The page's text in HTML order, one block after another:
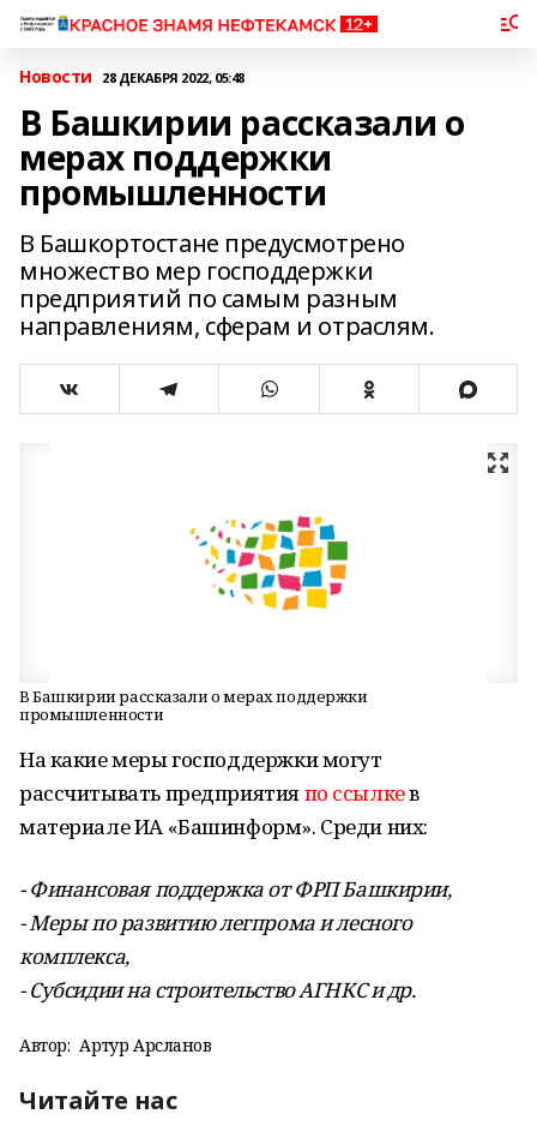
Новости 28 ДЕКАБРЯ 2022, 05:48
В Башкирии рассказали о
мерах поддержки
промышленности
В Башкортостане предусмотрено
множество мер господдержки
предприятий по самым разным
направлениям, сферам и отраслям.
В Башкирии рассказали о мерах поддержки
промышленности
На какие меры господдержки могут
рассчитывать предприятияпо ссылкев
материале ИА «Башинформ». Среди них:
- Финансовая поддержка от ФРП Башкирии,
- Меры по развитию легпрома и лесного
комплекса,
- Субсидии на строительство АГНКС и др.
Автор: Артур Арсланов
Читайте нас